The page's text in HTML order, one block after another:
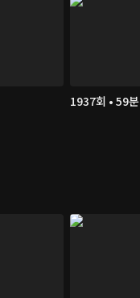
1937회 • 59분